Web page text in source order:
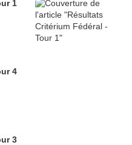
1
4
3